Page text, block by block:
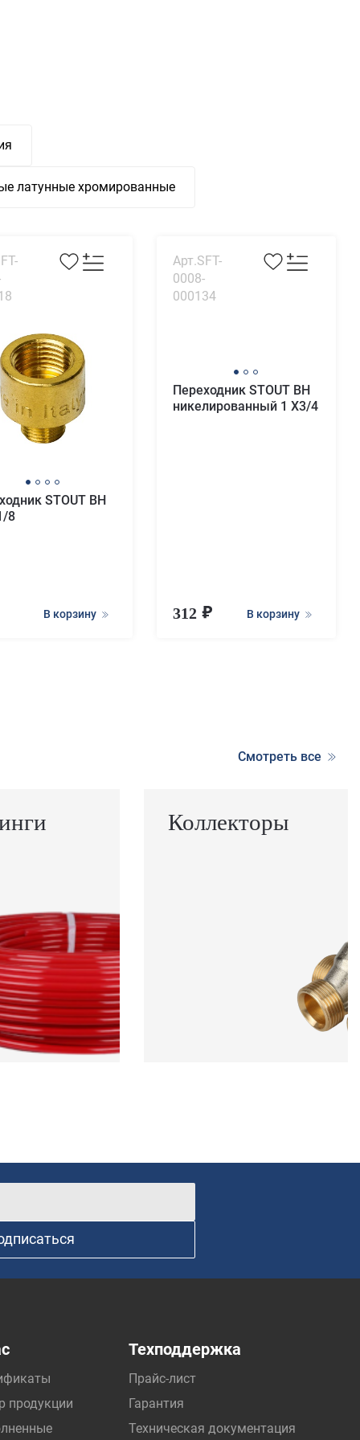
латунные хромированные
STOUT ВН
8
В корзину
Арт.SFT-
0008-
000134
Переходник STOUT ВН
никелированный 1 X3/4
312 В корзину
Смотреть все
Коллекторы
продукции
Техподдержка
Прайс-лист
Гарантия
Техническая документация